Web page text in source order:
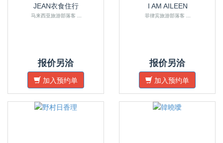
JEAN衣食住行
马来西亚旅游部落客 ...
报价另洽
加入预约单
I AM AILEEN
菲律宾旅游部落客 ...
报价另洽
加入预约单